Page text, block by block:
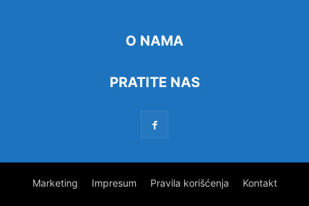
O NAMA
PRATITE NAS
Marketing Impresum Pravila korišćenja Kontakt